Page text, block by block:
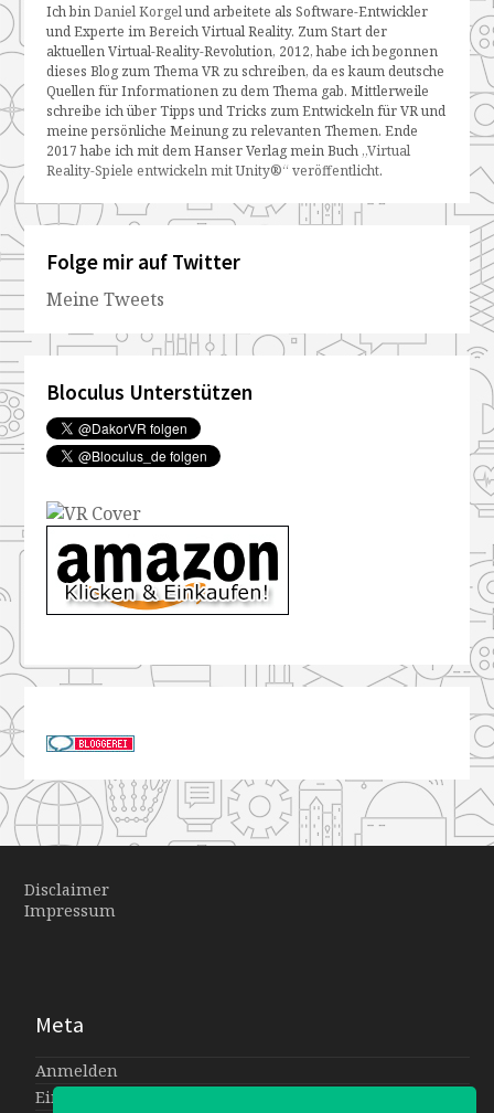
Ich binDaniel Korgelund arbeitete als Software-Entwickler
und Experte im Bereich Virtual Reality. Zum Start der
aktuellen Virtual-Reality-Revolution, 2012, habe ich begonnen
dieses Blog zum Thema VR zu schreiben, da es kaum deutsche
Quellen für Informationen zu dem Thema gab. Mittlerweile
schreibe ich über Tipps und Tricks zum Entwickeln für VR und
meine persönliche Meinung zu relevanten Themen. Ende
2017 habe ich mit dem Hanser Verlag mein Buch „Virtual
Reality-Spiele entwickeln mit Unity®“ veröffentlicht.
Folge mir auf Twitter
Meine Tweets
Bloculus Unterstützen
Disclaimer
Impressum
Meta
Anmelden
Eintrags-Feed